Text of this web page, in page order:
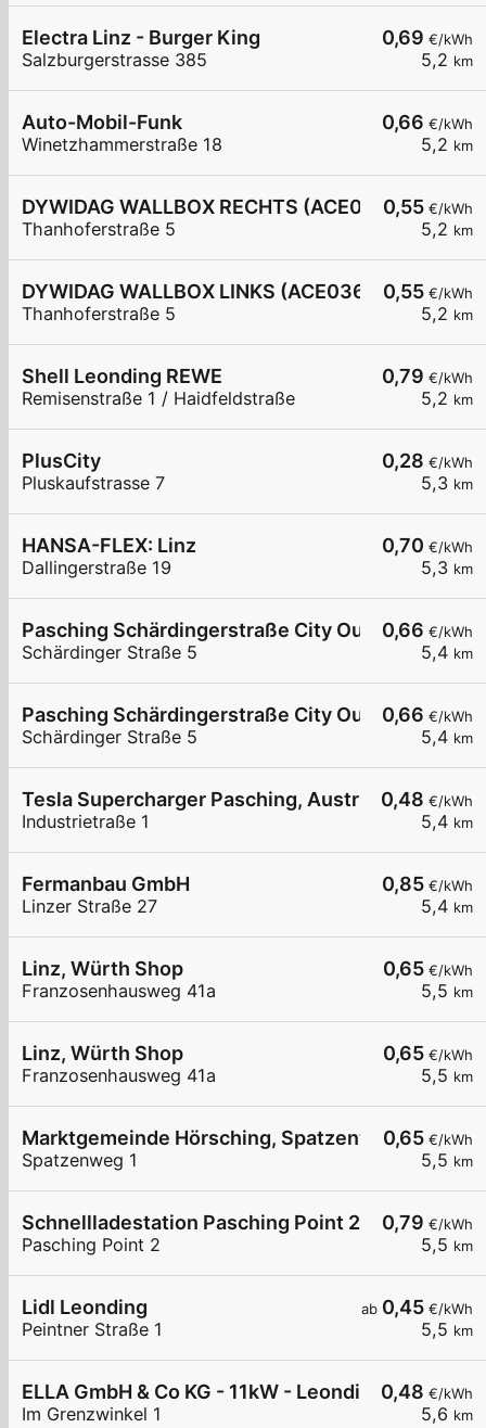
0,69 €/kWh
5,2 km
Electra Linz - Burger King
Salzburgerstrasse 385
0,66 €/kWh
5,2 km
Auto-Mobil-Funk
Winetzhammerstraße 18
0,55 €/kWh
5,2 km
DYWIDAG WALLBOX RECHTS (ACE0367866)
Thanhoferstraße 5
0,55 €/kWh
5,2 km
DYWIDAG WALLBOX LINKS (ACE0367831)
Thanhoferstraße 5
0,79 €/kWh
5,2 km
Shell Leonding REWE
Remisenstraße 1 / Haidfeldstraße
0,28 €/kWh
5,3 km
PlusCity
Pluskaufstrasse 7
0,70 €/kWh
5,3 km
HANSA-FLEX: Linz
Dallingerstraße 19
0,66 €/kWh
5,4 km
Pasching Schärdingerstraße City Outlet 2/6
Schärdinger Straße 5
0,66 €/kWh
5,4 km
Pasching Schärdingerstraße City Outlet 4/6
Schärdinger Straße 5
0,48 €/kWh
5,4 km
Tesla Supercharger Pasching, Austria
Industrietraße 1
0,85 €/kWh
5,4 km
Fermanbau GmbH
Linzer Straße 27
0,65 €/kWh
5,5 km
Linz, Würth Shop
Franzosenhausweg 41a
0,65 €/kWh
5,5 km
Linz, Würth Shop
Franzosenhausweg 41a
0,65 €/kWh
5,5 km
Marktgemeinde Hörsching, Spatzenweg
Spatzenweg 1
0,79 €/kWh
5,5 km
Schnellladestation Pasching Point 2 Carlovers
Pasching Point 2
ab 0,45 €/kWh
5,5 km
Lidl Leonding
Peintner Straße 1
0,48 €/kWh
5,6 km
ELLA GmbH & Co KG - 11kW - Leonding - EMC
Im Grenzwinkel 1